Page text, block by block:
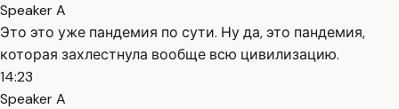
Speaker A
Это это уже пандемия по сути. Ну да, это пандемия,
которая захлестнула вообще всю цивилизацию.
14:23
Speaker A